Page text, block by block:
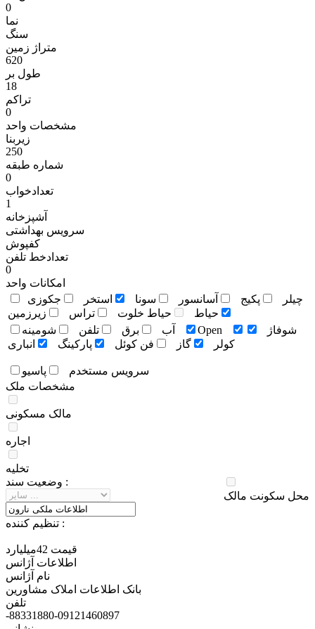
0
نما
سنگ
متراژ زمين
620
طول بر
18
تراکم
0
مشخصات واحد
زیربنا
250
شماره طبقه
0
تعدادخواب
1
آشپزخانه
سرویس بهداشتی
کفپوش
تعدادخط تلفن
0
امکانات واحد
چيلر
پکيج آسانسور سونا استخر
جکوزی
حياط
حياط خلوت تراس
زيرزمين
آب
برق تلفن شومينه Open
شوفاژ
کولر
گاز فن کوئل پارکينگ انباری
سرويس مستخدم
پاسيو
مشخصات ملک
مالک مسکونی
اجاره
تخلیه
محل سکونت مالک
وضعيت سند :
تنظيم کننده :
قيمت 42ميليارد
اطلاعات آژانس
نام آژانس
بانک اطلاعات املاک مشاورین
تلفن
-88331880-09121460897